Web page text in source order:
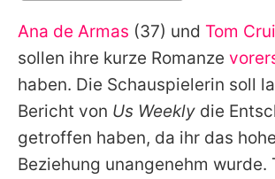
Alle Themen auf
Jobs
App runterladen
Team
Ana de Armas (37) und Tom
sollen ihre kurze Romanze
haben. Die Schauspielerin soll
Bericht von Us Weekly die
getroffen haben, da ihr das
Beziehung unangenehm wurde.